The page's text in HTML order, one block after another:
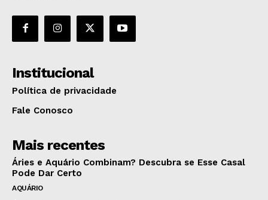
Institucional
Política de privacidade
Fale Conosco
Mais recentes
Áries e Aquário Combinam? Descubra se Esse Casal
Pode Dar Certo
AQUÁRIO